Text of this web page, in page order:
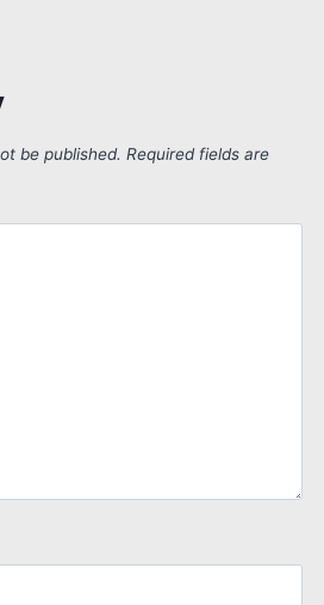
be published. Required fields are